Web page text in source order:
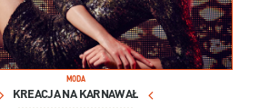
MODA
KREACJA NA KARNAWAŁ